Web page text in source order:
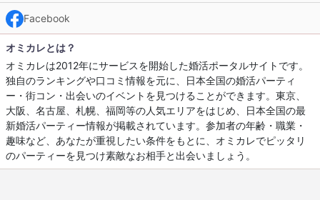
Facebook
オミカレとは？
オミカレは2012年にサービスを開始した婚活ポータルサイトです。
独自のランキングや口コミ情報を元に、日本全国の婚活パーティ
ー・街コン・出会いのイベントを見つけることができます。東京、
大阪、名古屋、札幌、福岡等の人気エリアをはじめ、日本全国の最
新婚活パーティー情報が掲載されています。参加者の年齢・職業・
趣味など、あなたが重視したい条件をもとに、オミカレでピッタリ
のパーティーを見つけ素敵なお相手と出会いましょう。